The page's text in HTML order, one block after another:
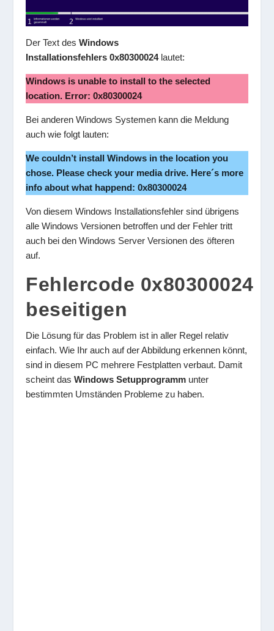
Der Text desWindows
Installationsfehlers 0x80300024lautet:
Windows is unable to install to the selected
location. Error: 0x80300024
Bei anderen Windows Systemen kann die Meldung
auch wie folgt lauten:
We couldn’t install Windows in the location you
chose. Please check your media drive. Here´s more
info about what happend: 0x80300024
Von diesem Windows Installationsfehler sind übrigens
alle Windows Versionen betroffen und der Fehler tritt
auch bei den Windows Server Versionen des öfteren
auf.
Fehlercode 0x80300024
beseitigen
Die Lösung für das Problem ist in aller Regel relativ
einfach. Wie Ihr auch auf der Abbildung erkennen könnt,
sind in diesem PC mehrere Festplatten verbaut. Damit
scheint dasWindows Setupprogramm unter
bestimmten Umständen Probleme zu haben.